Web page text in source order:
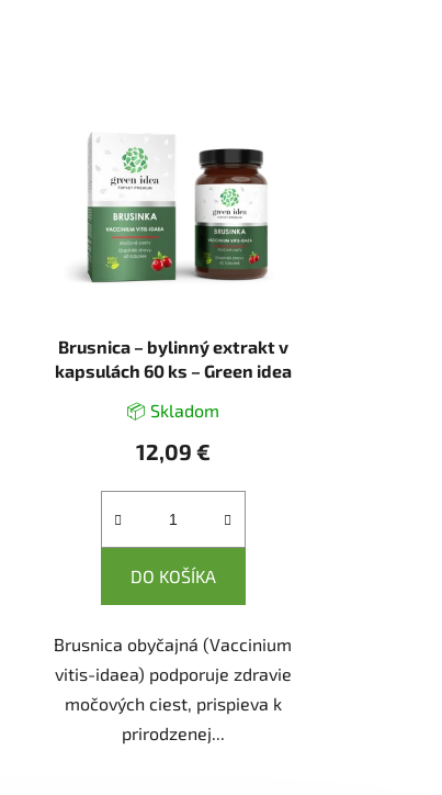
Brusnica – bylinný extrakt v
kapsulách 60 ks – Green idea
📦 Skladom
12,09 €
DO KOŠÍKA
Brusnica obyčajná (Vaccinium
vitis-idaea) podporuje zdravie
močových ciest, prispieva k
prirodzenej...